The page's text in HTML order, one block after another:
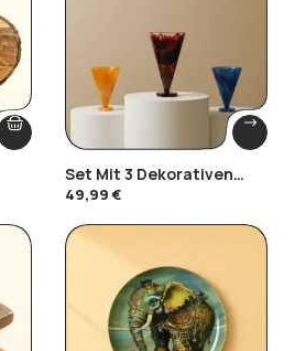
Set Mit 3 Dekorativen
Vasen Aus Epoxidharz
49,99 €